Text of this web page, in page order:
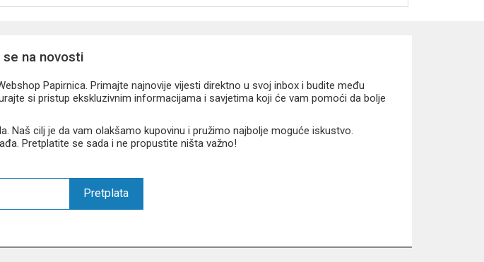
na novosti
Papirnica. Primajte najnovije vijesti direktno u svoj inbox i budite među
si pristup ekskluzivnim informacijama i savjetima koji će vam pomoći da bolje
Naš cilj je da vam olakšamo kupovinu i pružimo najbolje moguće iskustvo.
Pretplatite se sada i ne propustite ništa važno!
Pretplata